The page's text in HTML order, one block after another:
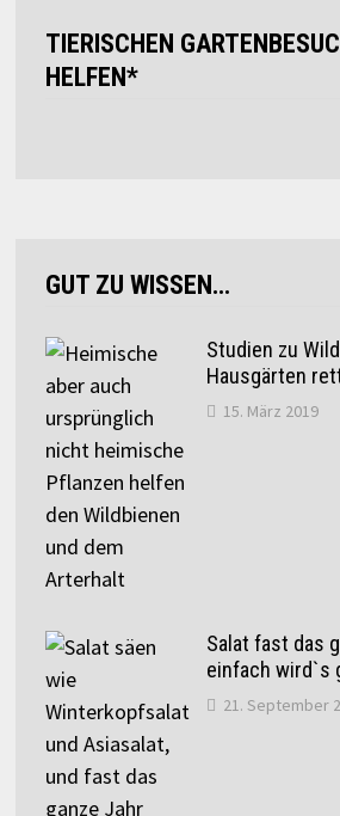
TIERISCHEN
HELFEN*
GUT ZU WISSEN…
Studien zu
Hausgärten
15. März 2019
Salat fast das
einfach wird`s
21. September